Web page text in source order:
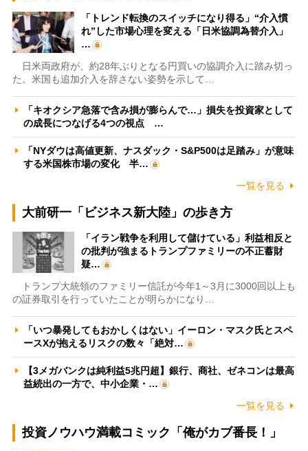
「トレンド転換のスイッチになり得る」“介入慣
れ”した市場心理を変える「日米協調為替介入」
…
日米両政府が、約28年ぶりとなる円買いの協調介入に踏み切っ
た。米国も追加介入を辞さない姿勢を示して…
「キオクシア急落で含み損が膨らんで…」損失を投資家として
の成長につなげる4つの視点 …
「NYダウは高値更新、ナスダック・S&P500は足踏み」が意味
する米国株市場の変化 半…
一覧を見る
大前研一「ビジネス新大陸」の歩き方
「イラン戦争を利用して儲けている」利益相反と
の批判が強まるトランプファミリーの不正蓄財
疑…
トランプ大統領のファミリー信託が今年1～3月に3000回以上も
の証券取引を行っていたことが明らかになり…
「いつ暴発してもおかしくはない」イーロン・マスク氏とスペ
ースXが抱えるリスクの数々「絶対…
【3メガバンクは純利益5兆円超】銀行、商社、ゼネコンは最高
益続出の一方で、中小企業・…
一覧を見る
投資ノウハウ満載コミック「俺がカブ番長！」